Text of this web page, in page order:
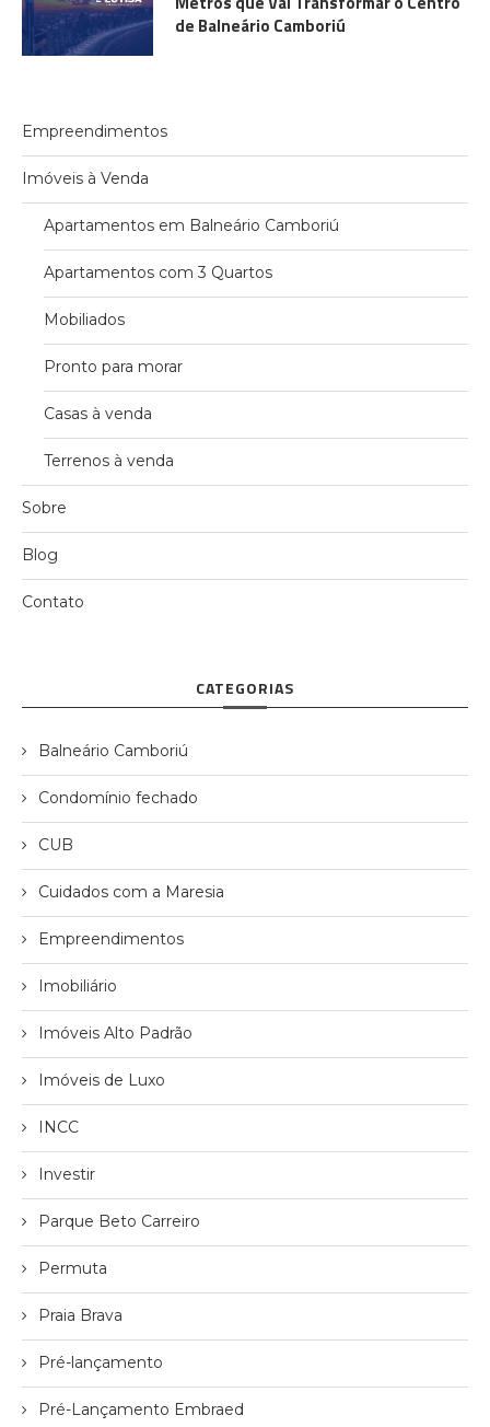
de Balneário Camboriú
Empreendimentos
Imóveis à Venda
Apartamentos em Balneário Camboriú
Apartamentos com 3 Quartos
Mobiliados
Pronto para morar
Casas à venda
Terrenos à venda
Sobre
Blog
Contato
CATEGORIAS
Balneário Camboriú
Condomínio fechado
CUB
Cuidados com a Maresia
Empreendimentos
Imobiliário
Imóveis Alto Padrão
Imóveis de Luxo
INCC
Investir
Parque Beto Carreiro
Permuta
Praia Brava
Pré-lançamento
Pré-Lançamento Embraed